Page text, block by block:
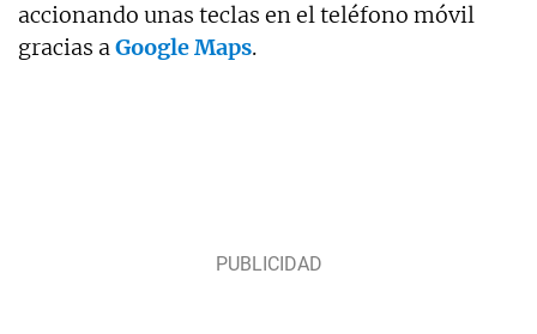
accionando unas teclas en el teléfono móvil
gracias aGoogle Maps.